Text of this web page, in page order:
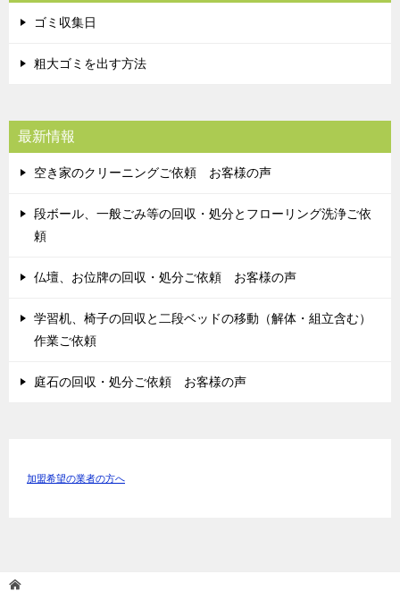
ゴミ収集日
粗大ゴミを出す方法
最新情報
空き家のクリーニングご依頼 お客様の声
段ボール、一般ごみ等の回収・処分とフローリング洗浄ご依
頼
仏壇、お位牌の回収・処分ご依頼 お客様の声
学習机、椅子の回収と二段ベッドの移動（解体・組立含む）
作業ご依頼
庭石の回収・処分ご依頼 お客様の声
加盟希望の業者の方へ